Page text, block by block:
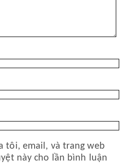
tôi, email, và trang web
này cho lần bình luận